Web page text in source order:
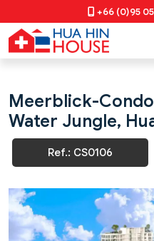
+66 (0)95
Meerblick-
Water Jungle,
Ref.: CS0106